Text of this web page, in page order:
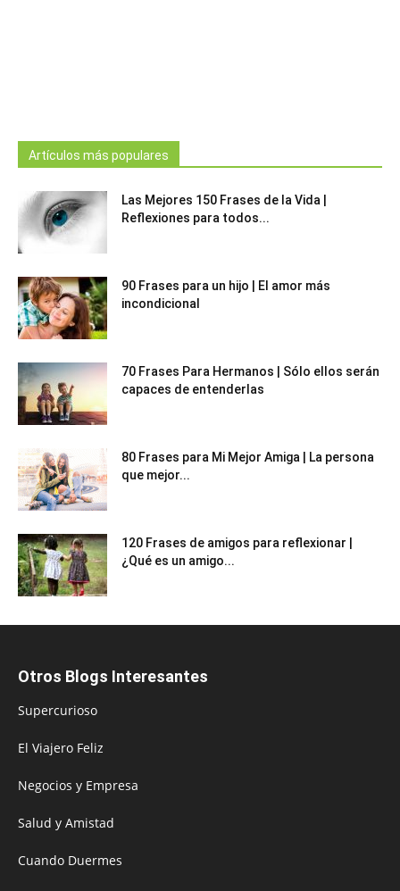
Artículos más populares
Las Mejores 150 Frases de la Vida |
Reflexiones para todos...
90 Frases para un hijo | El amor más
incondicional
70 Frases Para Hermanos | Sólo ellos serán
capaces de entenderlas
80 Frases para Mi Mejor Amiga | La persona
que mejor...
120 Frases de amigos para reflexionar |
¿Qué es un amigo...
Otros Blogs Interesantes
Supercurioso
El Viajero Feliz
Negocios y Empresa
Salud y Amistad
Cuando Duermes